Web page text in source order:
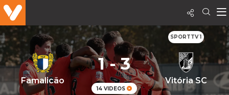
SPORTTV 1
Famalicão
1 - 3
14 VIDEOS
Vitória SC